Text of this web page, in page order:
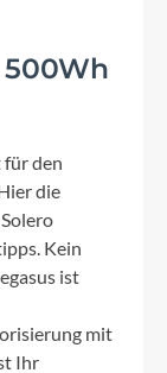
500Wh
für den
die
Kein
ist
mit
Ihr